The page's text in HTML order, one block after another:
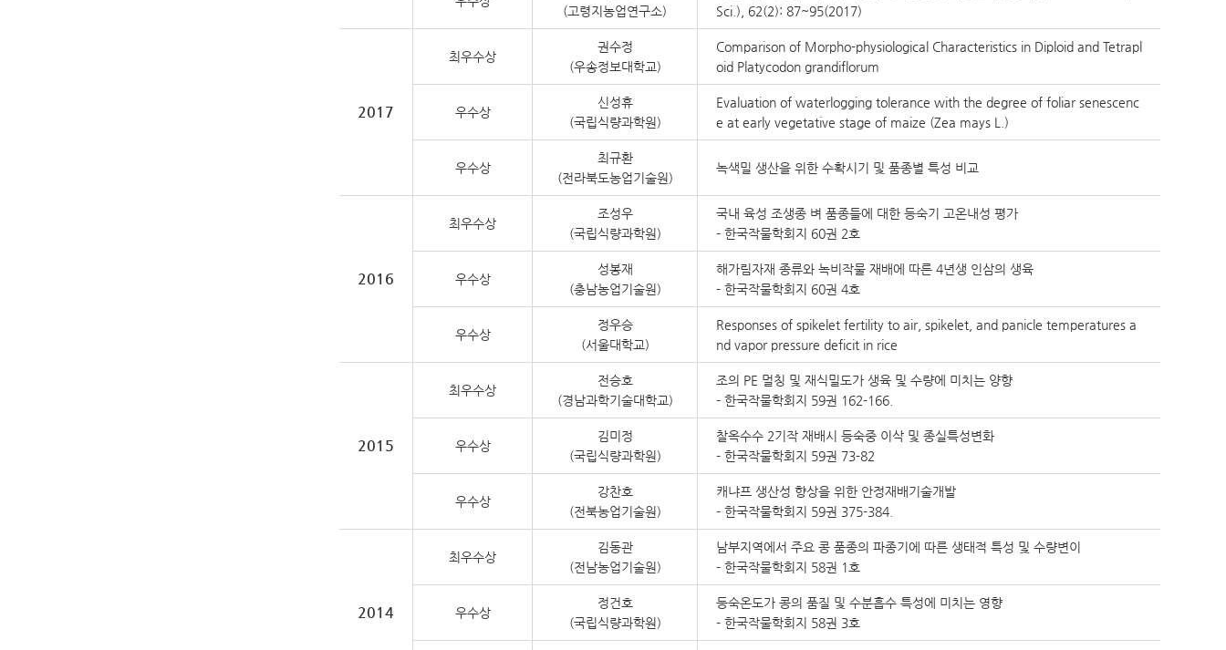
(고령지농업연구소)
Sci.), 62(2): 87~95(2017)
2017
최우수상
권수정
(우송정보대학교)
Comparison of Morpho-physiological Characteristics in Diploid and Tetrapl
oid Platycodon grandiflorum
우수상
신성휴
(국립식량과학원)
Evaluation of waterlogging tolerance with the degree of foliar senescenc
e at early vegetative stage of maize (Zea mays L.)
우수상
최규환
(전라북도농업기술원)
녹색밀 생산을 위한 수확시기 및 품종별 특성 비교
2016
최우수상
조성우
(국립식량과학원)
국내 육성 조생종 벼 품종들에 대한 등숙기 고온내성 평가
- 한국작물학회지 60권 2호
우수상
성봉재
(충남농업기술원)
해가림자재 종류와 녹비작물 재배에 따른 4년생 인삼의 생육
- 한국작물학회지 60권 4호
우수상
정우승
(서울대학교)
Responses of spikelet fertility to air, spikelet, and panicle temperatures a
nd vapor pressure deficit in rice
2015
최우수상
전승호
(경남과학기술대학교)
조의 PE 멀칭 및 재식밀도가 생육 및 수량에 미치는 양향
- 한국작물학회지 59권 162-166.
우수상
김미정
(국립식량과학원)
찰옥수수 2기작 재배시 등숙중 이삭 및 종실특성변화
- 한국작물학회지 59권 73-82
우수상
강찬호
(전북농업기술원)
캐냐프 생산성 향상을 위한 안정재배기술개발
- 한국작물학회지 59권 375-384.
2014
최우수상
김동관
(전남농업기술원)
남부지역에서 주요 콩 품종의 파종기에 따른 생태적 특성 및 수량변이
- 한국작물학회지 58권 1호
우수상
정건호
(국립식량과학원)
등숙온도가 콩의 품질 및 수분흡수 특성에 미치는 영향
- 한국작물학회지 58권 3호